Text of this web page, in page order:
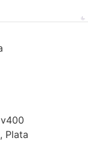
Plata